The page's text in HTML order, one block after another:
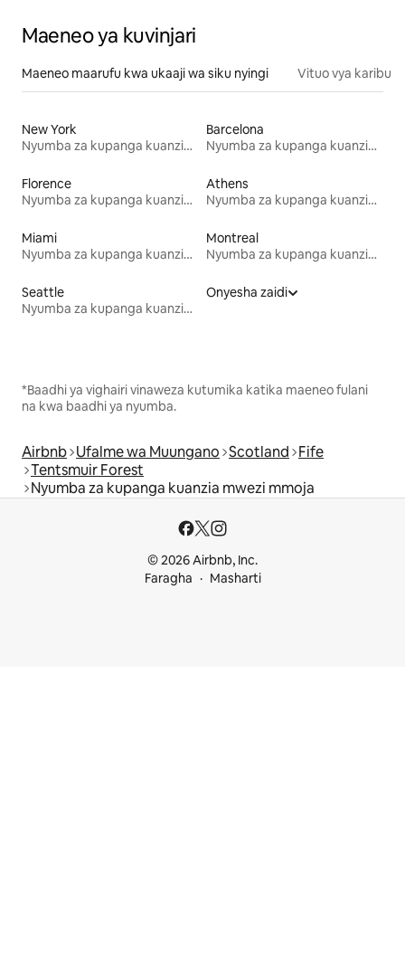
Maeneo ya kuvinjari
Maeneo maarufu kwa ukaaji wa siku nyingi Vituo vya karibu
New York
Nyumba za kupanga kuanzia mwezi mmoja
Barcelona
Nyumba za kupanga kuanzia mwezi mmoja
Florence
Nyumba za kupanga kuanzia mwezi mmoja
Athens
Nyumba za kupanga kuanzia mwezi mmoja
Miami
Nyumba za kupanga kuanzia mwezi mmoja
Montreal
Nyumba za kupanga kuanzia mwezi mmoja
Seattle
Nyumba za kupanga kuanzia mwezi mmoja
Onyesha zaidi
*Baadhi ya vighairi vinaweza kutumika katika maeneo fulani
na kwa baadhi ya nyumba.
Airbnb Ufalme wa Muungano Scotland Fife
Tentsmuir Forest
Nyumba za kupanga kuanzia mwezi mmoja
© 2026 Airbnb, Inc.
Faragha
Masharti